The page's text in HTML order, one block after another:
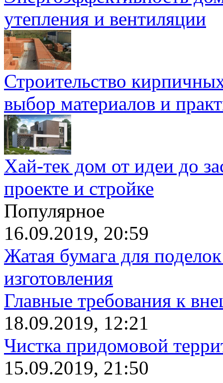
утепления и вентиляции
Строительство
выбор материалов и
Хай-тек дом от идеи до
проекте и стройке
Популярное
16.09.2019, 20:59
Жатая бумага для
изготовления
Главные требования к
18.09.2019, 12:21
Чистка придомовой
15.09.2019, 21:50